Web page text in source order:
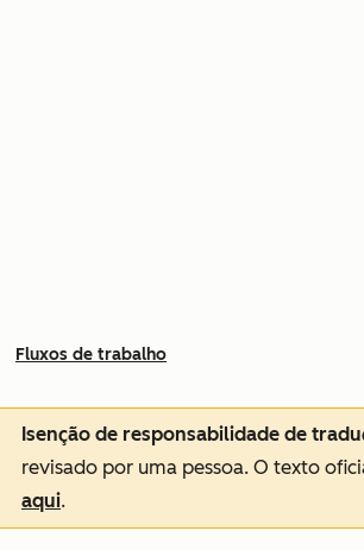
Fluxos de trabalho
Isenção de responsabilidade de
revisado por uma pessoa. O texto
aqui.